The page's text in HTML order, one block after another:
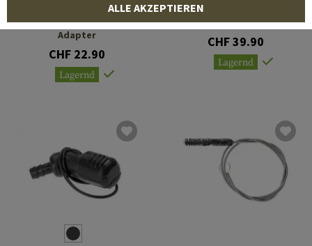
UTA Universal Tube
Adapter
CHF 22.90
Lagernd
28mm Inline Filter
CHF 39.90
Lagernd
ALLE AKZEPTIEREN